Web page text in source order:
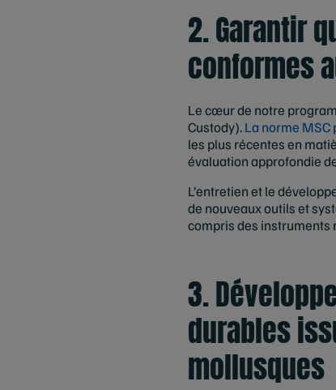
2. Garantir
conformes
Le cœur de notre
Custody).La norme MSC
les plus récentes en
évaluation approfondie
L’entretien et le
de nouveaux outils et
compris des instruments
3.
durables
mollusques